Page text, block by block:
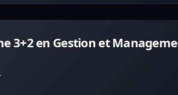
3+2 en Gestion et